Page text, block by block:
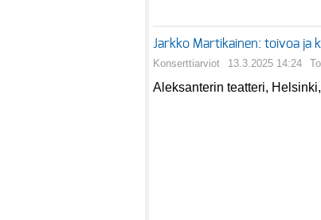
Jarkko Martikainen: toivoa ja
Konserttiarviot 13.3.2025 14:24
Aleksanterin teatteri,